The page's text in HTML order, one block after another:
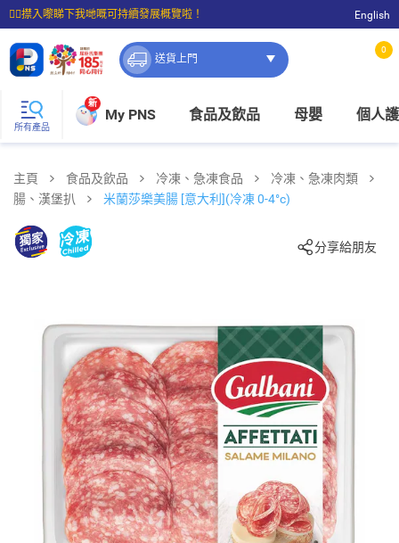
☝🏼㩒入嚟睇下我哋嘅可持續發展概覽啦！
⭐購物滿$399即享免費送貨；滿$100即可免費店取。
English
送貨上門
0
所有產品
新
My PNS 食品及飲品 母嬰 個人
主頁 食品及飲品 冷凍、急凍食品
冷凍、急凍肉類
腸、漢堡扒
米蘭莎樂美腸 [意大利](冷凍 0-4°c)
分享給朋友